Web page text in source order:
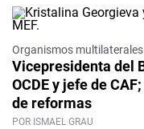
Organismos multilaterales
Vicepresidenta del
OCDE y jefe de
de reformas
POR ISMAEL GRAU